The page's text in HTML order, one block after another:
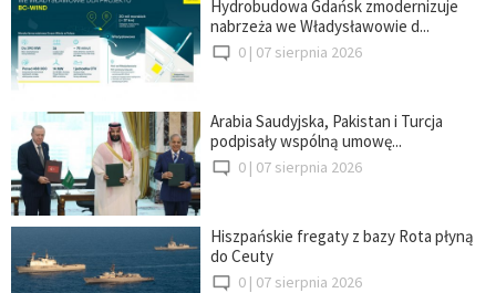
Hydrobudowa Gdańsk zmodernizuje
nabrzeża we Władysławowie d...
0 | 07 sierpnia 2026
Arabia Saudyjska, Pakistan i Turcja
podpisały wspólną umowę...
0 | 07 sierpnia 2026
Hiszpańskie fregaty z bazy Rota płyną
do Ceuty
0 | 07 sierpnia 2026